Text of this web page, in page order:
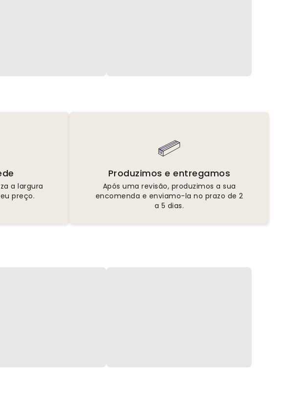
a largura
preço.
Produzimos e entregamos
Após uma revisão, produzimos a sua
encomenda e enviamo-la no prazo de 2
a 5 dias.